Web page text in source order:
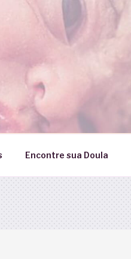
Encontre sua Doula